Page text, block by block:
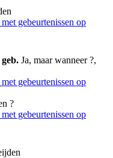
geb. Ja, maar wanneer ?,
?